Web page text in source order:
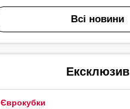
Всі новини
Ексклюзив
Єврокубки